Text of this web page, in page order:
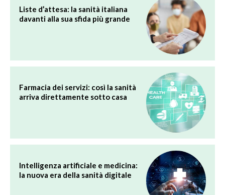
Liste d’attesa: la sanità italiana
davanti alla sua sfida più grande
Farmacia dei servizi: così la sanità
arriva direttamente sotto casa
Intelligenza artificiale e medicina:
la nuova era della sanità digitale